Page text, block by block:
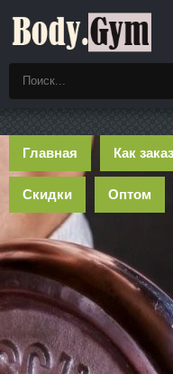
Главная Как
Скидки Оптом